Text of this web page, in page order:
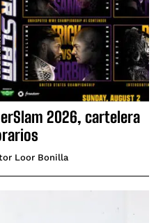
2026, cartelera
Loor Bonilla